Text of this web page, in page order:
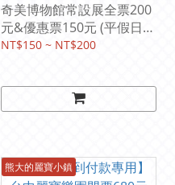
奇美博物館常設展全票200
元&優惠票150元 (平假日均
可使用)::(電子票)即買即用
NT$150 ~ NT$200
熊大的麗寶小鎮